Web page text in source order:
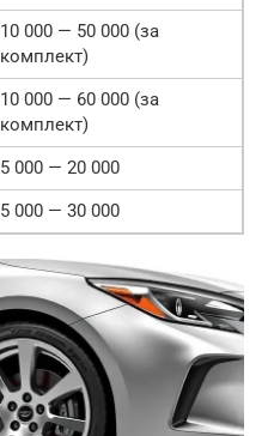
10 000 — 50 000 (за
комплект)
10 000 — 60 000 (за
комплект)
5 000 — 20 000
5 000 — 30 000